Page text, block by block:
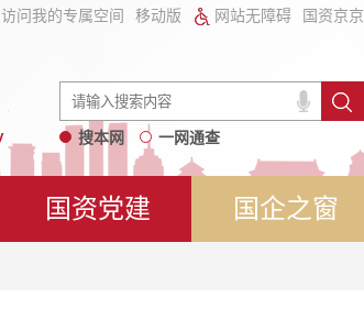
访问我的专属空间 移动版 网站无障碍 国资京京
搜本网 一网通查
国资党建 国企之窗